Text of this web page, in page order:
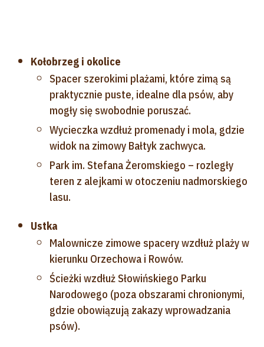
Kołobrzeg i okolice
Spacer szerokimi plażami, które zimą są
praktycznie puste, idealne dla psów, aby
mogły się swobodnie poruszać.
Wycieczka wzdłuż promenady i mola, gdzie
widok na zimowy Bałtyk zachwyca.
Park im. Stefana Żeromskiego – rozległy
teren z alejkami w otoczeniu nadmorskiego
lasu.
Ustka
Malownicze zimowe spacery wzdłuż plaży w
kierunku Orzechowa i Rowów.
Ścieżki wzdłuż Słowińskiego Parku
Narodowego (poza obszarami chronionymi,
gdzie obowiązują zakazy wprowadzania
psów).